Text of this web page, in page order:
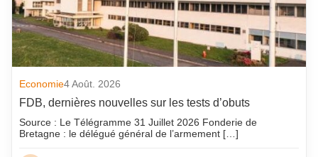
Economie4 Août. 2026
FDB, dernières nouvelles sur les tests d’obuts
Source : Le Télégramme 31 Juillet 2026 Fonderie de
Bretagne : le délégué général de l’armement […]